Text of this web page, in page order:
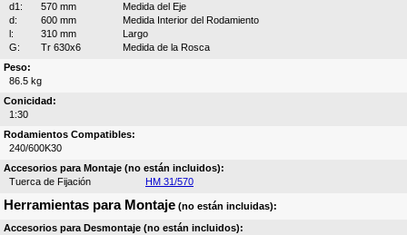
d1:
570 mm
Medida del Eje
d:
600 mm
Medida Interior del Rodamiento
l:
310 mm
Largo
G:
Tr 630x6
Medida de la Rosca
Peso:
86.5 kg
Conicidad:
1:30
Rodamientos Compatibles:
240/600K30
Accesorios para Montaje (no están incluidos):
Tuerca de Fijación
HM 31/570
Herramientas para Montaje (no están incluidas):
Accesorios para Desmontaje (no están incluidos):